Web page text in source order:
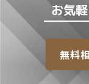
お気
無料